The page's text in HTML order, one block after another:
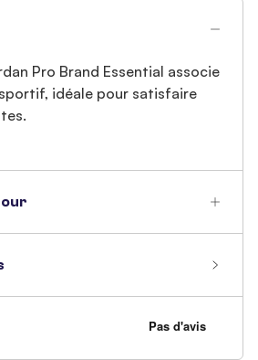
Pro Brand Essential associe
idéale pour satisfaire